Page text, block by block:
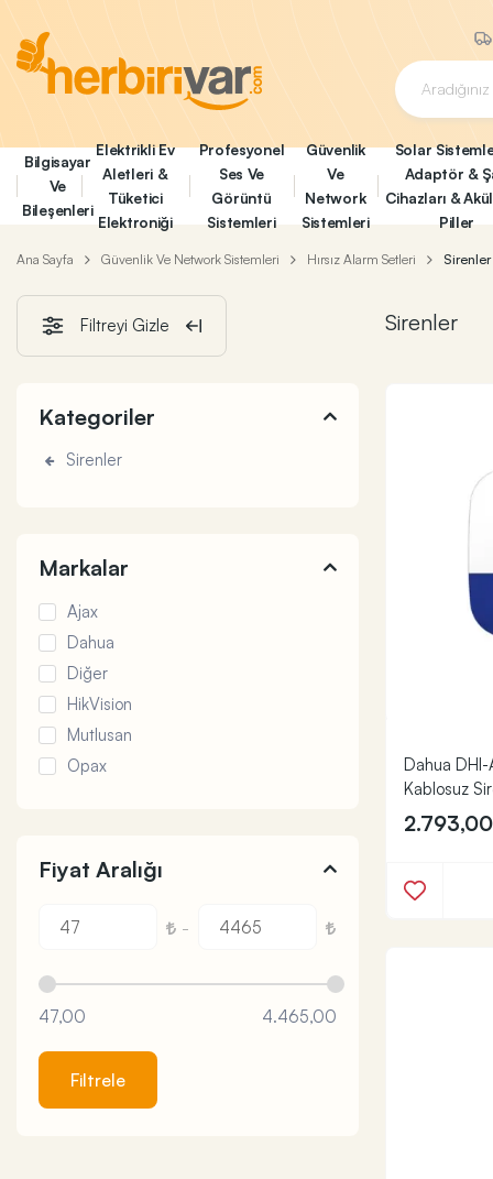
Bilgisayar
Ve
Bileşenleri
Elektrikli Ev
Aletleri &
Tüketici
Elektroniği
Profesyonel
Ses Ve
Görüntü
Sistemleri
Güvenlik
Ve
Network
Sistemleri
Solar
Adaptör &
Cihazları &
Piller
Ana Sayfa Güvenlik Ve Network Sistemleri Hırsız Alarm Setleri Sirenler
Kategoriler
Sirenler
Markalar
Ajax
Dahua
Diğer
HikVision
Mutlusan
Opax
Fiyat Aralığı
-
47,00 4.465,00
Filtrele
Filtreyi Gizle Sirenler
Dahua
Kablosuz